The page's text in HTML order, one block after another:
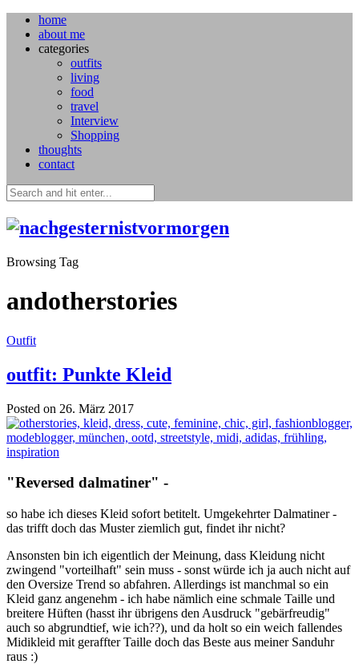
home
about me
categories
outfits
living
food
travel
Interview
Shopping
thoughts
contact
Browsing Tag
andotherstories
Outfit
outfit: Punkte Kleid
Posted on 26. März 2017
"Reversed dalmatiner" -
so habe ich dieses Kleid sofort betitelt. Umgekehrter Dalmatiner -
das trifft doch das Muster ziemlich gut, findet ihr nicht?
Ansonsten bin ich eigentlich der Meinung, dass Kleidung nicht
zwingend "vorteilhaft" sein muss - sonst würde ich ja auch nicht auf
den Oversize Trend so abfahren. Allerdings ist manchmal so ein
Kleid ganz angenehm - ich habe nämlich eine schmale Taille und
breitere Hüften (hasst ihr übrigens den Ausdruck "gebärfreudig"
auch so abgrundtief, wie ich??), und da holt so ein weich fallendes
Midikleid mit geraffter Taille doch das Beste aus meiner Sanduhr
raus :)